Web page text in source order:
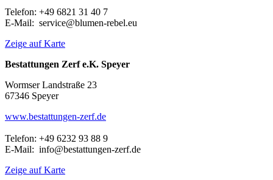
Telefon: +49 6821 31 40 7
E-Mail: service@blumen-rebel.eu
Zeige auf Karte
Bestattungen Zerf e.K. Speyer
Wormser Landstraße 23
67346 Speyer
www.bestattungen-zerf.de
Telefon: +49 6232 93 88 9
E-Mail: info@bestattungen-zerf.de
Zeige auf Karte